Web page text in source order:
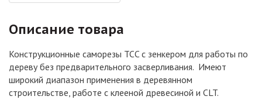
Описание товара
Конструкционные саморезы TCC с зенкером для работы по
дереву без предварительного засверливания. Имеют
широкий диапазон применения в деревянном
строительстве, работе с клееной древесиной и CLT.